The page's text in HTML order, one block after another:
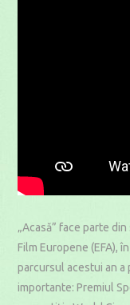
„Acasă” face parte
Film Europene (EFA),
parcursul acestui an
importante: Premiul